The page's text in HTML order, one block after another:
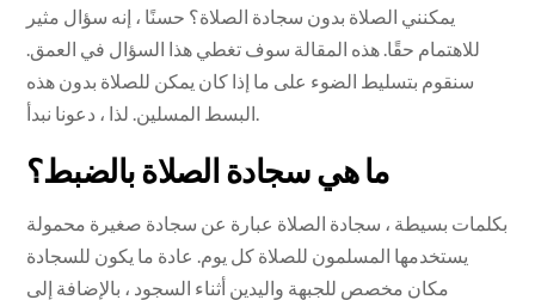
يمكنني الصلاة بدون سجادة الصلاة؟ حسنًا ، إنه سؤال مثير
للاهتمام حقًا. هذه المقالة سوف تغطي هذا السؤال في العمق.
سنقوم بتسليط الضوء على ما إذا كان يمكن للصلاة بدون هذه
ما هي سجادة الصلاة بالضبط؟
بكلمات بسيطة ، سجادة الصلاة عبارة عن سجادة صغيرة محمولة
يستخدمها المسلمون للصلاة كل يوم. عادة ما يكون للسجادة
مكان مخصص للجبهة واليدين أثناء السجود ، بالإضافة إلى